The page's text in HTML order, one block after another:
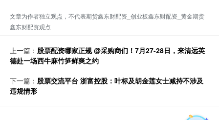
文章为作者独立观点，不代表期货鑫东财配资_创业板鑫东财配资_黄金期货
鑫东财配资观点
上一篇： 股票配资哪家正规 @采购商们！7月27-28日，来清远英
德赴一场西牛麻竹笋鲜爽之约
下一篇： 股票交流平台 浙富控股：叶标及胡金莲女士减持不涉及
违规情形